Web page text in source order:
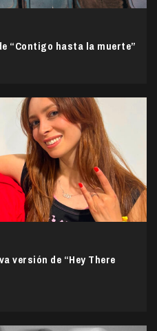
“Contigo hasta la muerte”
versión de “Hey There